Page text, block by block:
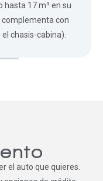
hasta 17 m³ en su
complementa con
chasis-cabina).
el auto que quieres.